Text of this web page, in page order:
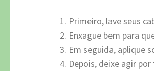
Primeiro, lave seus
Enxague bem para
Em seguida, aplique
Depois, deixe agir